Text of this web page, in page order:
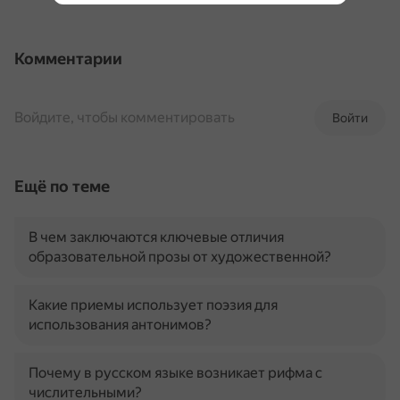
Комментарии
Войти
Войдите, чтобы комментировать
Ещё по теме
В чем заключаются ключевые отличия
образовательной прозы от художественной?
Какие приемы использует поэзия для
использования антонимов?
Почему в русском языке возникает рифма с
числительными?